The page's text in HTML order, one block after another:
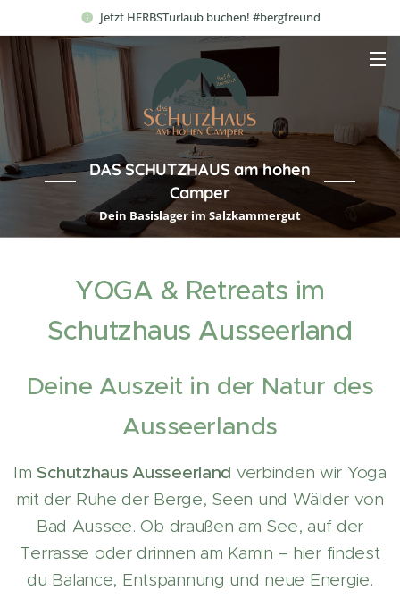
Jetzt HERBSTurlaub buchen! #bergfreund
DAS SCHUTZHAUS am hohen
Camper
Dein Basislager im Salzkammergut
YOGA & Retreats im
Schutzhaus Ausseerland
Deine Auszeit in der Natur des
Ausseerlands
ImSchutzhaus Ausseerland verbinden wir Yoga
mit der Ruhe der Berge, Seen und Wälder von
Bad Aussee. Ob draußen am See, auf der
Terrasse oder drinnen am Kamin – hier findest
du Balance, Entspannung und neue Energie.